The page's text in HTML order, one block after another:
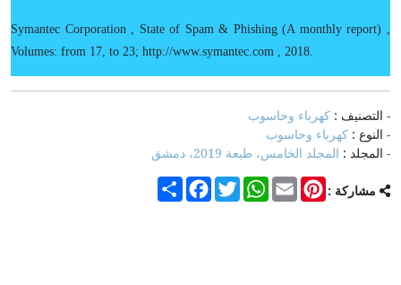
Symantec Corporation , State of Spam & Phishing (A monthly report) ,
Volumes: from 17, to 23; http://www.symantec.com , 2018.
- التصنيف : كهرباء وحاسوب
- النوع : كهرباء وحاسوب
- المجلد : المجلد الخامس، طبعة 2019، دمشق
مشاركة : Share
FacebookTwitter
WhatsAppEmail
Pinterest